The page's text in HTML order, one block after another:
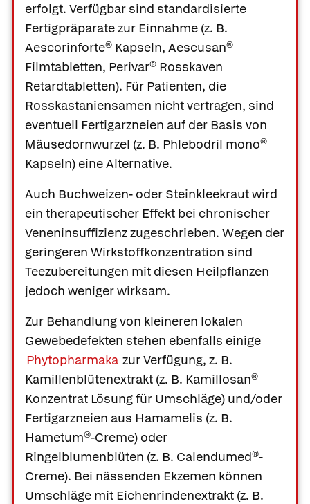
erfolgt. Verfügbar sind standardisierte
Fertigpräparate zur Einnahme (z. B.
Aescorinforte® Kapseln, Aescusan®
Filmtabletten, Perivar® Rosskaven
Retardtabletten). Für Patienten, die
Rosskastaniensamen nicht vertragen, sind
eventuell Fertigarzneien auf der Basis von
Mäusedornwurzel (z. B. Phlebodril mono®
Kapseln) eine Alternative.
Auch Buchweizen- oder Steinkleekrautwird
ein therapeutischer Effekt bei chronischer
Veneninsuffizienz zugeschrieben. Wegen der
geringeren Wirkstoffkonzentration sind
Teezubereitungen mit diesen Heilpflanzen
jedoch weniger wirksam.
Zur Behandlung von kleineren lokalen
Gewebedefekten stehen ebenfalls einige
Phytopharmaka zur Verfügung, z. B.
Kamillenblütenextrakt (z. B. Kamillosan®
Konzentrat Lösungfür Umschläge) und/oder
Fertigarzneien aus Hamamelis (z. B.
Hametum®-Creme) oder
Ringelblumenblüten (z. B. Calendumed®-
Creme). Bei nässenden Ekzemen können
Umschläge mit Eichenrindenextrakt (z. B.
Was Ihre Apotheke
empfiehlt
Ihrer Nähe